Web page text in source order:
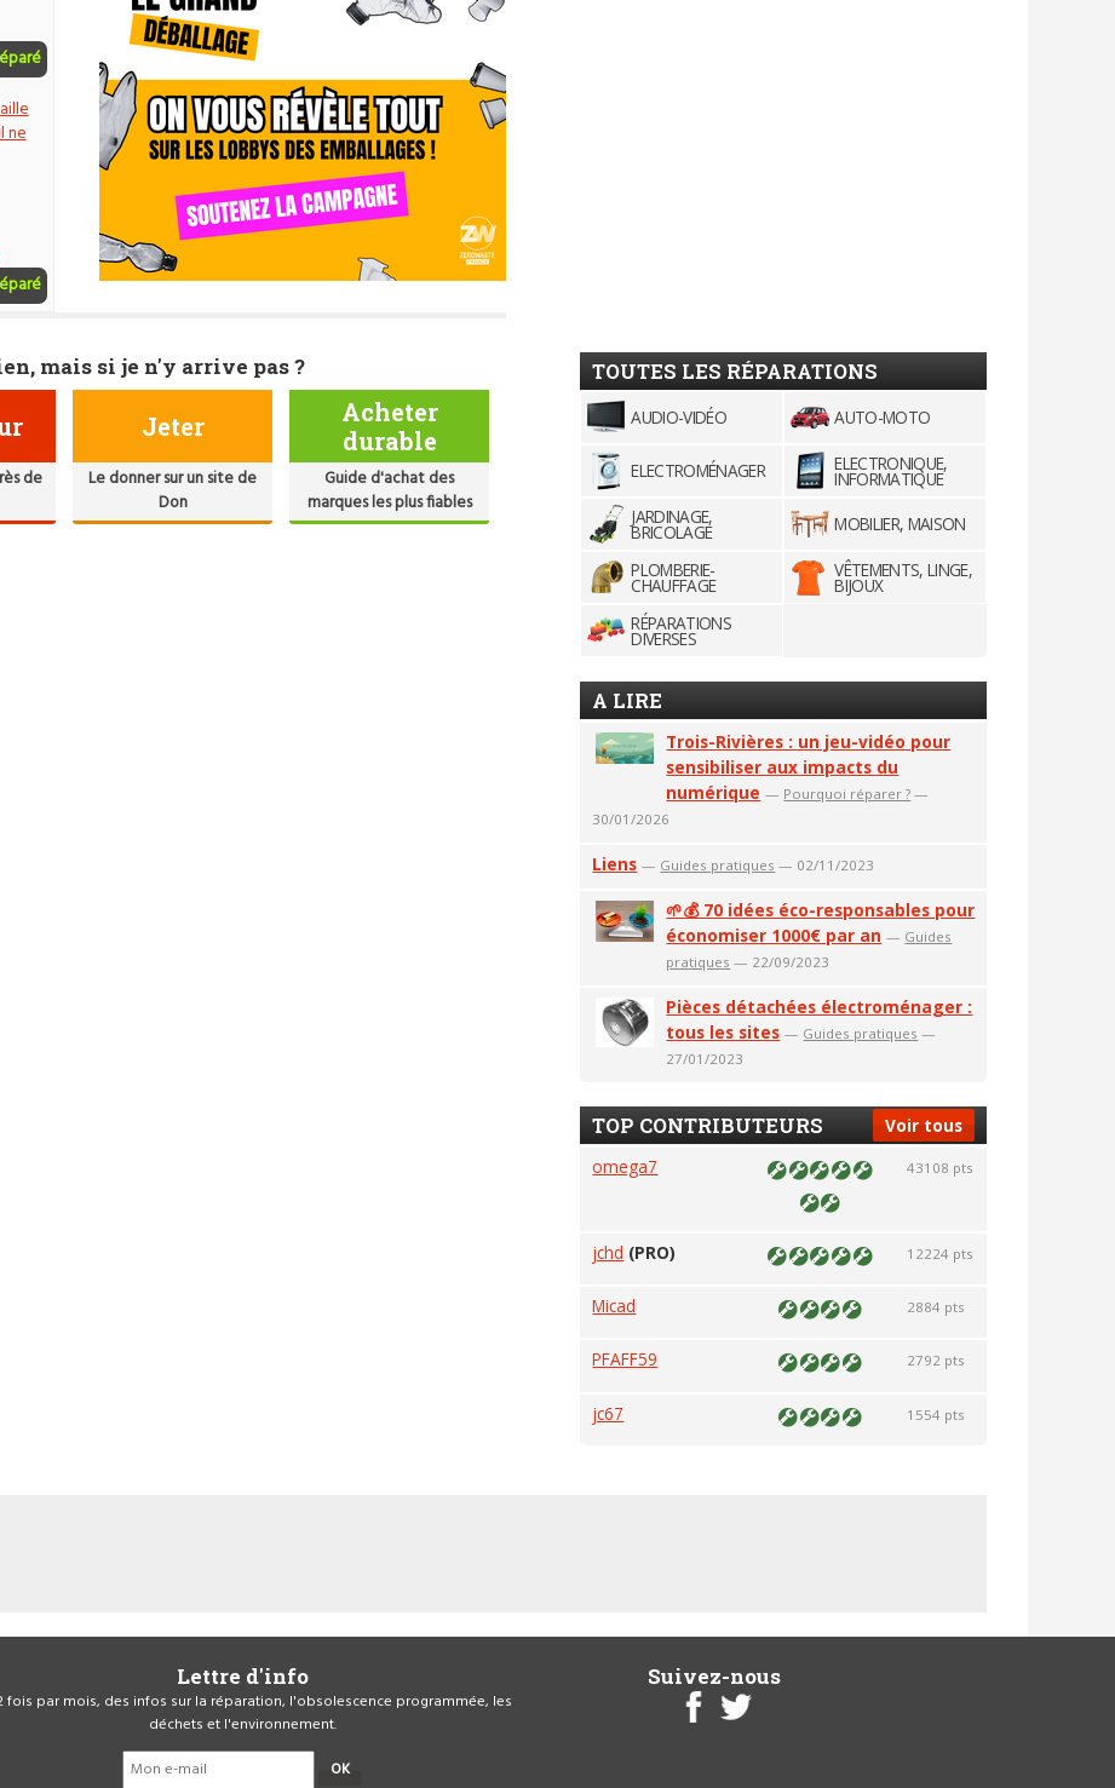
ne
mais si je n'y arrive pas ?
de
Jeter
Le donner sur un site de
Don
Acheter
durable
Guide d'achat des
marques les plus fiables
TOUTES LES RÉPARATIONS
AUDIO-VIDÉO AUTO-MOTO
ELECTROMÉNAGER ELECTRONIQUE,
INFORMATIQUE
JARDINAGE,
BRICOLAGE
MOBILIER, MAISON
PLOMBERIE-
CHAUFFAGE
VÊTEMENTS, LINGE,
BIJOUX
RÉPARATIONS
DIVERSES
A LIRE
Trois-Rivières : un jeu-vidéo pour
sensibiliser aux impacts du
numérique — Pourquoi réparer ? —
30/01/2026
Liens — Guides pratiques — 02/11/2023
🌱💰 70 idées éco-responsables pour
économiser 1000€ par an — Guides
pratiques — 22/09/2023
Pièces détachées électroménager :
tous les sites — Guides pratiques —
27/01/2023
Voir tous
TOP CONTRIBUTEURS
omega7 43108 pts
jchd (PRO) 12224 pts
Micad 2884 pts
PFAFF59 2792 pts
jc67 1554 pts
Lettre d'info
fois par mois, des infos sur la réparation, l'obsolescence programmée, les
déchets et l'environnement.
OK
Suivez-nous